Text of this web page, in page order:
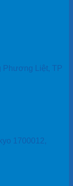
Phương Liệt, TP
1700012,